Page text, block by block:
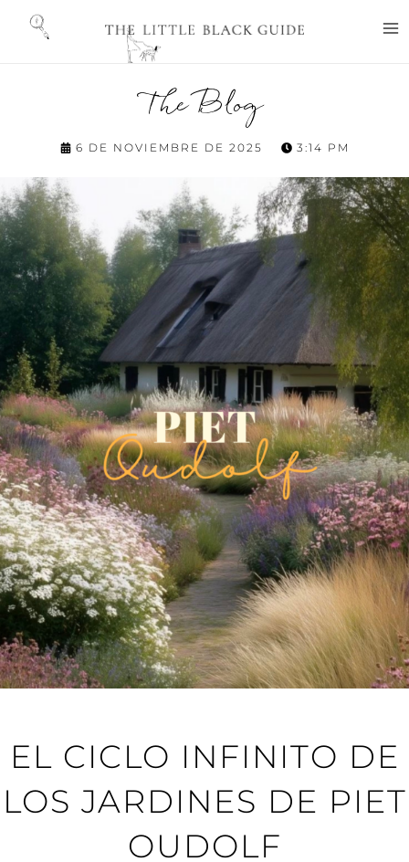
The Blog
6 DE NOVIEMBRE DE 2025 3:14 PM
EL CICLO INFINITO DE
LOS JARDINES DE PIET
OUDOLF